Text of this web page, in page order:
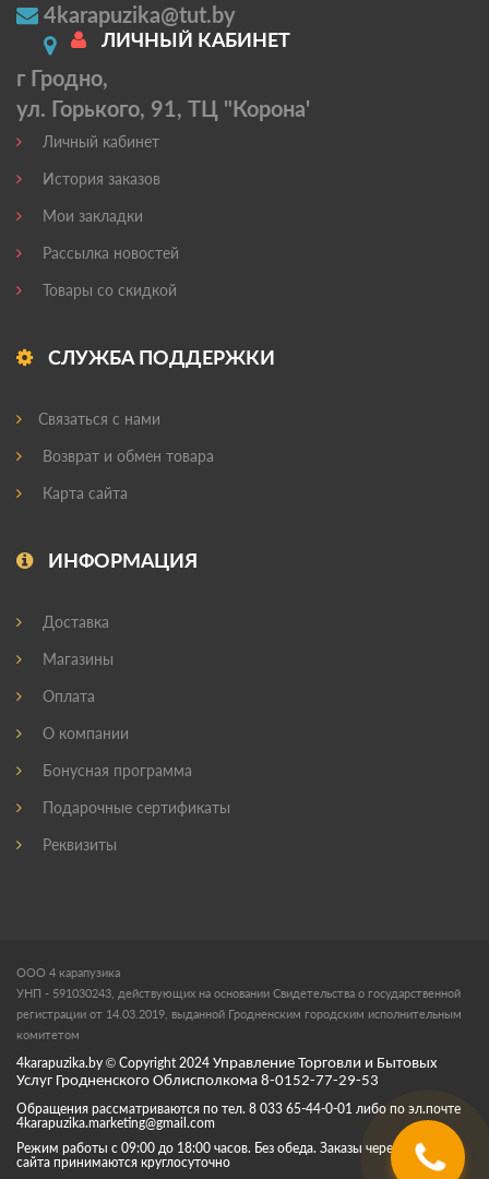
4karapuzika@tut.by
г Гродно,
ул. Горького, 91, ТЦ "Корона'
ЛИЧНЫЙ КАБИНЕТ
Личный кабинет
История заказов
Мои закладки
Рассылка новостей
Товары со скидкой
СЛУЖБА ПОДДЕРЖКИ
Связаться с нами
Возврат и обмен товара
Карта сайта
ИНФОРМАЦИЯ
Доставка
Магазины
Оплата
О компании
Бонусная программа
Подарочные сертификаты
Реквизиты
ООО 4 карапузика
УНП - 591030243, действующих на основании Свидетельства о государственной
регистрации от 14.03.2019, выданной Гродненским городским исполнительным
комитетом
4karapuzika.by © Copyright 2024 Управление Торговли и Бытовых
Услуг Гродненского Облисполкома 8-0152-77-29-53
Обращения рассматриваются по тел. 8 033 65-44-0-01 либо по эл.почте
4karapuzika.marketing@gmail.com
Режим работы с 09:00 до 18:00 часов. Без обеда. Заказы через корзину
сайта принимаются круглосуточно